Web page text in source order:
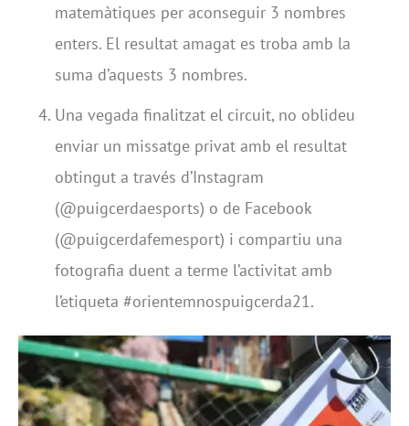
matemàtiques per aconseguir 3 nombres
enters. El resultat amagat es troba amb la
suma d’aquests 3 nombres.
Una vegada finalitzat el circuit, no oblideu
enviar un missatge privat amb el resultat
obtingut a través d’Instagram
(@puigcerdaesports) o de Facebook
(@puigcerdafemesport) i compartiu una
fotografia duent a terme l’activitat amb
l’etiqueta #orientemnospuigcerda21.